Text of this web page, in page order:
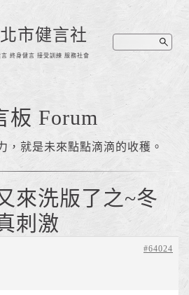
市健言社
言 終身健言 接受訓練 服務社會
板 Forum
，就是未來點點滴滴的收穫。
來洗版了之~冬
刺激
#64024